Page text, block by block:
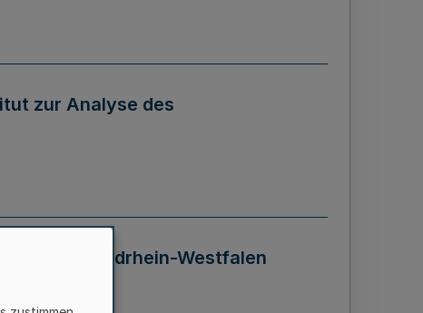
zur Analyse des
Landes Nordrhein-Westfalen